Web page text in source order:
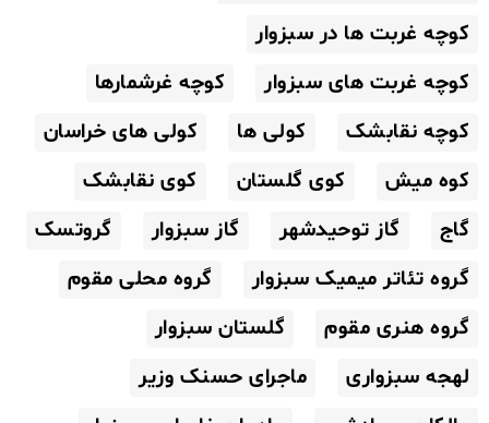
کوچه غربت ها در سبزوار
کوچه غربت های سبزوار
کوچه غرشمارها
کوچه نقابشک
کولی ها
کولی های خراسان
کوه میش
کوی گلستان
کوی نقابشک
گاج
گاز توحیدشهر گاز سبزوار
گروتسک
گروه تئاتر میمیک سبزوار
گروه محلی مقوم
گروه هنری مقوم
گلستان سبزوار
لهجه سبزواری
ماجرای حسنک وزیر